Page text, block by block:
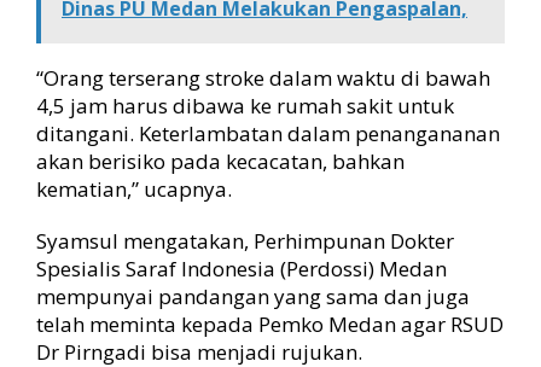
u
5
J
a
m
P
r
t
a
m
a
T
Dinas PU Medan Melakukan Pengaspalan,
“Orang terserang stroke dalam waktu di bawah
4,5 jam harus dibawa ke rumah sakit untuk
ditangani. Keterlambatan dalam penangananan
akan berisiko pada kecacatan, bahkan
kematian,” ucapnya.
Syamsul mengatakan, Perhimpunan Dokter
Spesialis Saraf Indonesia (Perdossi) Medan
mempunyai pandangan yang sama dan juga
telah meminta kepada Pemko Medan agar RSUD
Dr Pirngadi bisa menjadi rujukan.